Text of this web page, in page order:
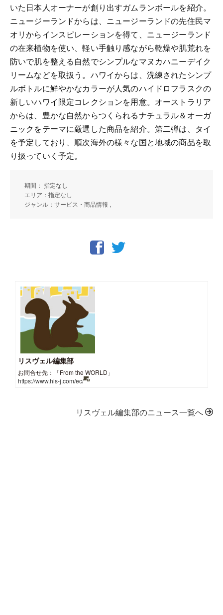
いた日本人オーナーが創り出すガムランボールを紹介。
ニュージーランドからは、ニュージーランドの先住民マ
オリからインスピレーションを得て、ニュージーランド
の在来植物を使い、軽い手触り感ながら乾燥や肌荒れを
防いで肌を整える自然でシンプルなマヌカハニーデイク
リームなどを取扱う。ハワイからは、洗練されたシンプ
ルボトルに鮮やかなカラーが人気のハイドロフラスクの
新しいハワイ限定コレクションを用意。オーストラリア
からは、豊かな自然からつくられるナチュラル＆オーガ
ニックをテーマに厳選した商品を紹介。第二弾は、タイ
を予定しており、順次海外の様々な国と地域の商品を取
り扱っていく予定。
期間： 指定なし
エリア：指定なし
ジャンル：サービス・商品情報 ,
リスヴェル編集部
お問合せ先：「From the WORLD」
https://www.his-j.com/ec/
リスヴェル編集部のニュース一覧へ